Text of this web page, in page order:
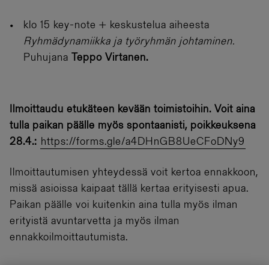
klo 15 key-note + keskustelua aiheesta
Ryhmädynamiikka ja työryhmän johtaminen.
Puhujana Teppo Virtanen.
Ilmoittaudu etukäteen kevään toimistoihin. Voit aina
tulla paikan päälle myös spontaanisti, poikkeuksena
28.4.: https://forms.gle/a4DHnGB8UeCFoDNy9
Ilmoittautumisen yhteydessä voit kertoa ennakkoon,
missä asioissa kaipaat tällä kertaa erityisesti apua.
Paikan päälle voi kuitenkin aina tulla myös ilman
erityistä avuntarvetta ja myös ilman
ennakkoilmoittautumista.